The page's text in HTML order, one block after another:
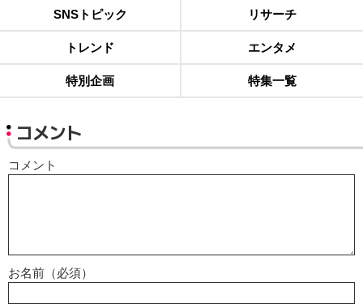
SNSトピック リサーチ
トレンド エンタメ
特別企画 特集一覧
コメント
コメント
お名前（必須）